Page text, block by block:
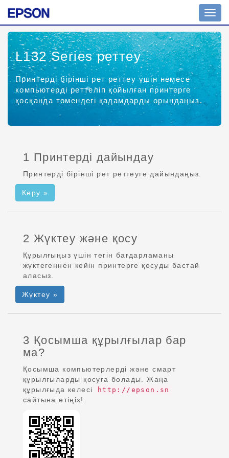
қосу
L132 Seriesреттеу
Принтерді бірінші рет реттеу үшін немесе
компьютерді реттеліп қойылған принтерге
қосқанда төмендегі қадамдарды орындаңыз.
1 Принтерді дайындау
Принтерді бірінші рет реттеуге дайындаңыз.
Көру »
2 Жүктеу және қосу
Құрылғыңыз үшін тегін бағдарламаны
жүктегеннен кейін принтерге қосуды бастай
аласыз.
Жүктеу »
3 Қосымша құрылғылар бар
ма?
Қосымша компьютерлерді және смарт
құрылғыларды қосуға болады. Жаңа
құрылғыда келесі
http://epson.sn
сайтына өтіңіз!